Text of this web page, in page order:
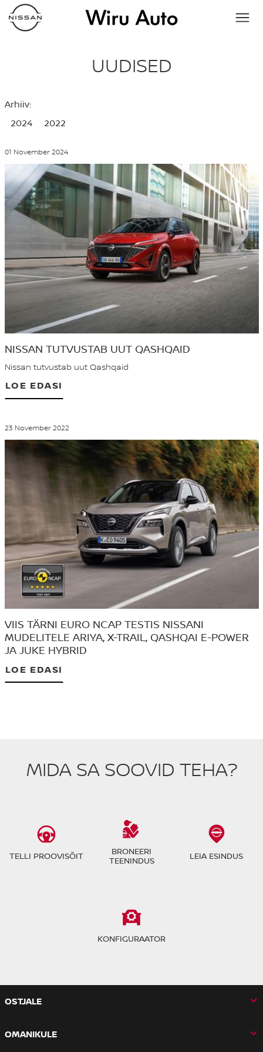
UUDISED
Arhiiv:
2024
2022
01 November 2024
NISSAN TUTVUSTAB UUT QASHQAID
Nissan tutvustab uut Qashqaid
LOE EDASI
23 November 2022
VIIS TÄRNI EURO NCAP TESTIS NISSANI
MUDELITELE ARIYA, X-TRAIL, QASHQAI E-POWER
JA JUKE HYBRID
LOE EDASI
MIDA SA SOOVID TEHA?
TELLI PROOVISÕIT
BRONEERI
TEENINDUS
LEIA ESINDUS
KONFIGURAATOR
OSTJALE
OMANIKULE